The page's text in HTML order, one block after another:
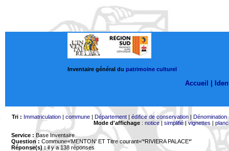
Inventaire général du patrimoine culturel
Accueil |
Tri : Immatriculation| commune| Département| édifice de conservation| Dénomination
Mode d'affichage: notice| simplifié|vignettes |
Service : Base Inventaire
Question : Commune='MENTON' ET Titre courant='*RIVIERA PALACE*'
Réponse(s) :il y a 138 réponses